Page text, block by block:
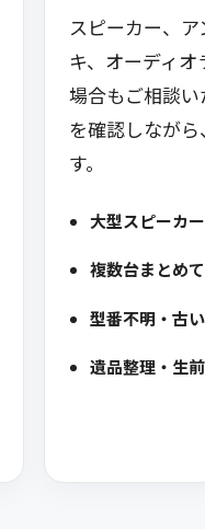
スピーカー、
キ、オーディ
場合もご相談
を確認しなが
す。
大型スピーカ
複数台まとめ
型番不明・古
遺品整理・生